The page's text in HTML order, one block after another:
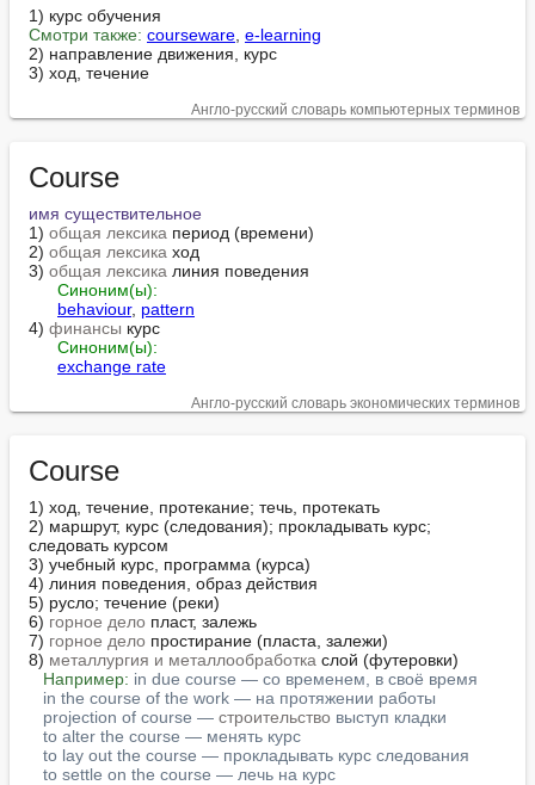
Смотри также: courseware e-learning
2) направление движения, курс
3) ход, течение
Англо-русский словарь компьютерных терминов
Course
имя существительное
1) общая лексика период (времени)
2) общая лексика ход
3) общая лексика линия поведения
Синоним(ы):
behaviour, pattern
4) финансы курc
Синоним(ы):
exchange rate
Англо-русский словарь экономических терминов
Course
1) ход, течение, протекание; течь, протекать
2) маршрут, курс (следования); прокладывать курс;
следовать курсом
3) учебный курс, программа (курса)
4) линия поведения, образ действия
5) русло; течение (реки)
6) горное дело пласт, залежь
7) горное дело простирание (пласта, залежи)
8) металлургия и металлообработка слой (футеровки)
Например: in due course — со временем, в своё время
in the course of the work — на протяжении работы
projection of course — строительство выступ кладки
to alter the course — менять курс
to lay out the course — прокладывать курс следования
to settle on the course — лечь на курс